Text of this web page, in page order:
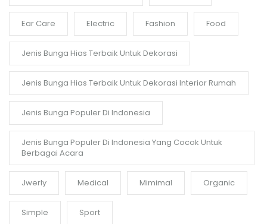
Ear Care Electric Fashion Food
Jenis Bunga Hias Terbaik Untuk Dekorasi
Jenis Bunga Hias Terbaik Untuk Dekorasi Interior Rumah
Jenis Bunga Populer Di Indonesia
Jenis Bunga Populer Di Indonesia Yang Cocok Untuk
Berbagai Acara
Jwerly Medical Mimimal Organic
Simple Sport